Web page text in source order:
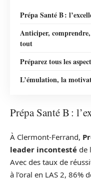
Prépa Santé B :
Anticiper,
tout
Préparez tous les
L’émulation, la
Prépa Santé B :
À Clermont-Ferrand,
leader incontesté de
Avec des taux de
à l’oral en LAS 2, 86%